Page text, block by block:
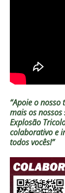
“Apoie o
mais os
Explosão
colaborativo e
todos vocês!”